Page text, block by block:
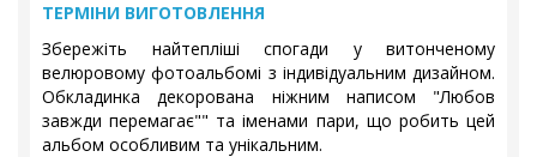
ТЕРМІНИ ВИГОТОВЛЕННЯ
Збережіть найтепліші спогади у витонченому
велюровому фотоальбомі з індивідуальним дизайном.
Обкладинка декорована ніжним написом "Любов
завжди перемагає"" та іменами пари, що робить цей
альбом особливим та унікальним.